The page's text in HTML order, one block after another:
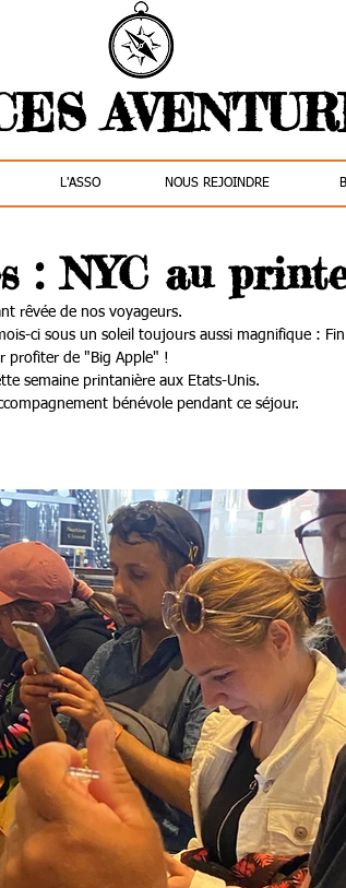
L'ASSO NOUS REJOINDRE
: NYC au
rêvée de nos voyageurs.
ci sous un soleil toujours aussi magnifique :
profiter de "Big Apple" !
semaine printanière aux Etats-Unis.
bénévole pendant ce séjour.